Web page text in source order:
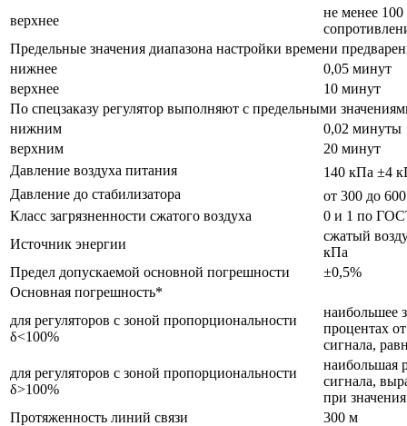
верхнее
не менее
Предельные значения диапазона настройки времени
нижнее
0,05 минут
верхнее
10 минут
По спецзаказу регулятор выполняют с предельными
нижним
0,02 минуты
верхним
20 минут
Давление воздуха питания
140 кПа ±4
Давление до стабилизатора
от 300 до
Класс загрязненности сжатого воздуха
0 и 1 по
Источник энергии
сжатый
кПа
Предел допускаемой основной погрешности
±0,5%
Основная погрешность*
для регуляторов с зоной пропорциональности
δ<100%
наибольшее
процентах
сигнала,
для регуляторов с зоной пропорциональности
δ>100%
наибольшая
сигнала,
при
Протяженность линий связи
300 м